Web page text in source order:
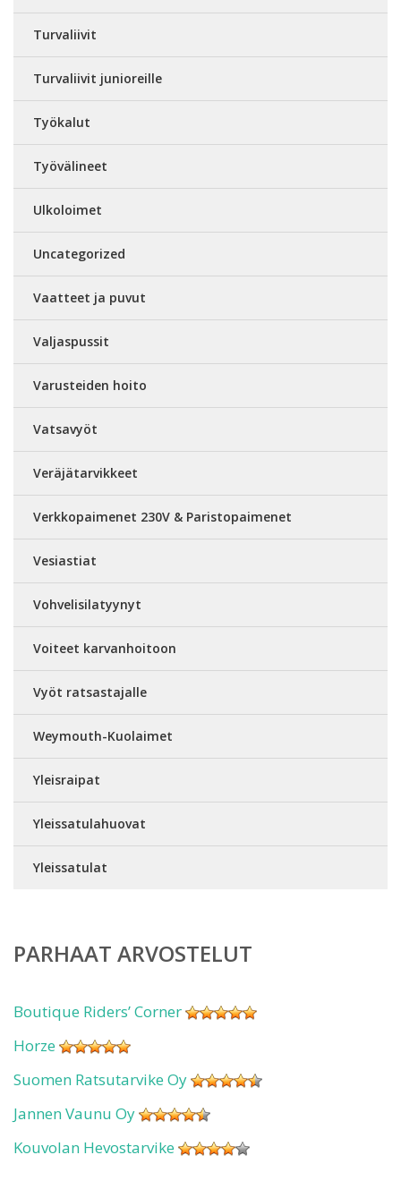
Turvaliivit
Turvaliivit junioreille
Työkalut
Työvälineet
Ulkoloimet
Uncategorized
Vaatteet ja puvut
Valjaspussit
Varusteiden hoito
Vatsavyöt
Veräjätarvikkeet
Verkkopaimenet 230V & Paristopaimenet
Vesiastiat
Vohvelisilatyynyt
Voiteet karvanhoitoon
Vyöt ratsastajalle
Weymouth-Kuolaimet
Yleisraipat
Yleissatulahuovat
Yleissatulat
PARHAAT ARVOSTELUT
Boutique Riders’ Corner
Horze
Suomen Ratsutarvike Oy
Jannen Vaunu Oy
Kouvolan Hevostarvike